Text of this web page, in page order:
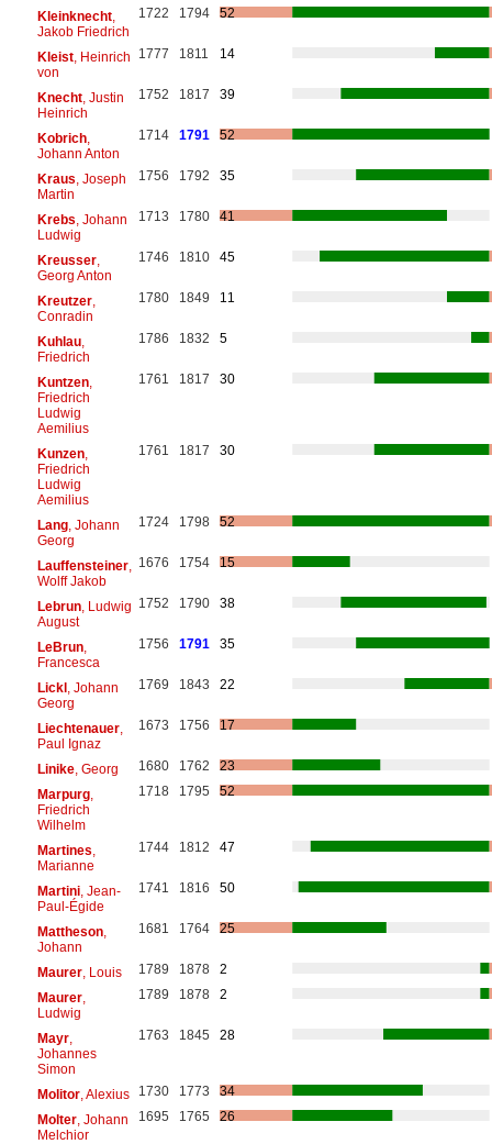
Kleinknecht,
Jakob Friedrich
1722 1794 52
Kleist, Heinrich
von
1777 1811 14
Knecht, Justin
Heinrich
1752 1817 39
Kobrich,
Johann Anton
1714 1791 52
Kraus , Joseph
Martin
1756 1792 35
Krebs , Johann
Ludwig
1713 1780 41
Kreusser,
Georg Anton
1746 1810 45
Kreutzer,
Conradin
1780 1849 11
Kuhlau,
Friedrich
1786 1832 5
Kuntzen,
Friedrich
Ludwig
Aemilius
1761 1817 30
Kunzen,
Friedrich
Ludwig
Aemilius
1761 1817 30
Lang, Johann
Georg
1724 1798 52
Lauffensteiner,
Wolff Jakob
1676 1754 15
Lebrun, Ludwig
August
1752 1790 38
LeBrun,
Francesca
1756 1791 35
Lickl, Johann
Georg
1769 1843 22
Liechtenauer,
Paul Ignaz
1673 1756 17
Linike, Georg 1680 1762
23
Marpurg,
Friedrich
Wilhelm
1718 1795 52
Martines
Marianne
1744 1812 47
Martini, Jean-
Paul-Égide
1741 1816 50
Mattheson,
Johann
1681 1764 25
Maurer, Louis 1789 1878
2
Maurer,
Ludwig
1789 1878 2
Mayr,
Johannes
Simon
1763 1845 28
Molitor, Alexius 1730 1773
34
Molter, Johann
Melchior
1695 1765 26